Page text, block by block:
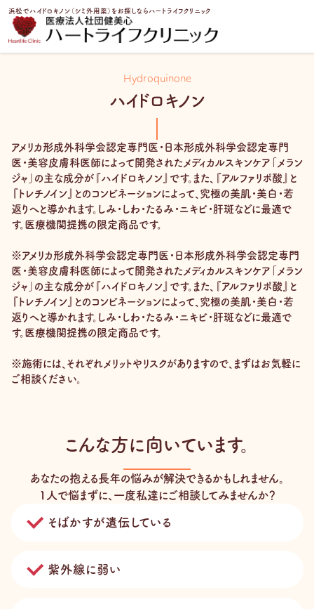
内
ス
浜松でハイドロキノン（シミ外用薬）をお探しならハートライフクリニック
トップページ 治療一覧 ハイドロキノン
Hydroquinone
ハイドロキノン
アメリカ形成外科学会認定専門医・日本形成外科学会認定専門
医・美容皮膚科医師によって開発されたメディカルスキンケア「メラン
ジャ」の主な成分が『ハイドロキノン』です。また、『アルファリポ酸』と
『トレチノイン』とのコンビネーションによって、究極の美肌・美白・若
返りへと導かれます。しみ・しわ・たるみ・ニキビ・肝斑などに最適で
す。医療機関提携の限定商品です。
※アメリカ形成外科学会認定専門医・日本形成外科学会認定専門
医・美容皮膚科医師によって開発されたメディカルスキンケア「メラン
ジャ」の主な成分が『ハイドロキノン』です。また、『アルファリポ酸』と
『トレチノイン』とのコンビネーションによって、究極の美肌・美白・若
返りへと導かれます。しみ・しわ・たるみ・ニキビ・肝斑などに最適で
す。医療機関提携の限定商品です。
※施術には、それぞれメリットやリスクがありますので、まずはお気軽に
ご相談ください。
こんな方に向いています。
あなたの抱える長年の悩みが解決できるかもしれません。
1人で悩まずに、一度私達にご相談してみませんか？
そばかすが遺伝している
紫外線に弱い